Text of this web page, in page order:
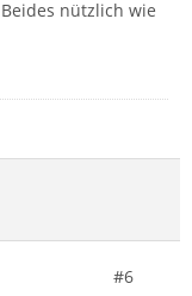
nützlich wie
#6